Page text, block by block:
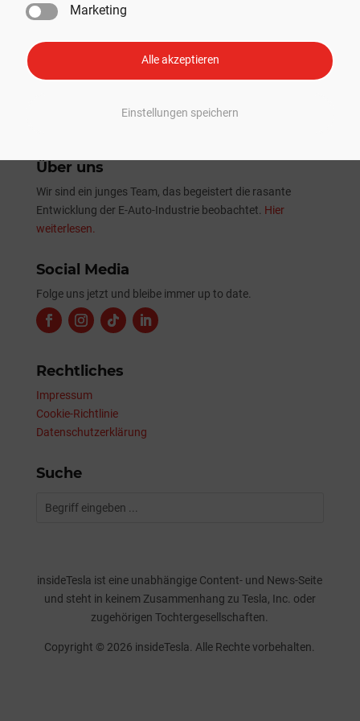
Marketing
Alle akzeptieren
Einstellungen speichern
Tesla Sommer-Update 2026: Alle Neuheiten und
Verbesserungen im Überblick
Über uns
Wir sind ein junges Team, das begeistert die rasante
Entwicklung der E-Auto-Industrie beobachtet. Hier
weiterlesen.
Social Media
Folge uns jetzt und bleibe immer up to date.
Rechtliches
Impressum
Cookie-Richtlinie
Datenschutzerklärung
Suche
insideTesla ist eine unabhängige Content- und News-Seite
und steht in keinem Zusammenhang zu Tesla, Inc. oder
zugehörigen Tochtergesellschaften.
Copyright © 2026 insideTesla. Alle Rechte vorbehalten.